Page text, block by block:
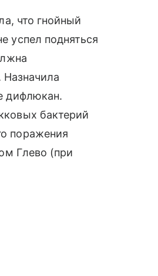
что гнойный
успел подняться
Назначила
дифлюкан.
бактерий
поражения
Глево (при